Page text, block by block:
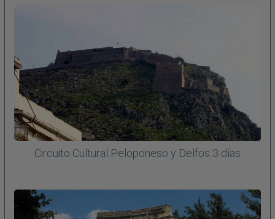
Circuito Cultural Peloponeso y Delfos 3 días